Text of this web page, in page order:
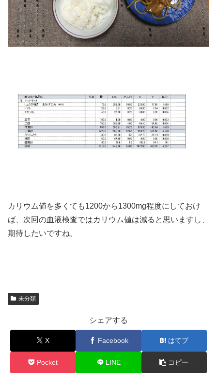
カリウム値を多くても1200から1300mg程度にしておけ
ば、次回の血液検査ではカリウム値は減ると思いますし、
期待したいですね。
未分類
シェアする
X Facebook はてブ
Pocket LINE コピー